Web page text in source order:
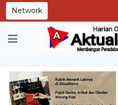
Network